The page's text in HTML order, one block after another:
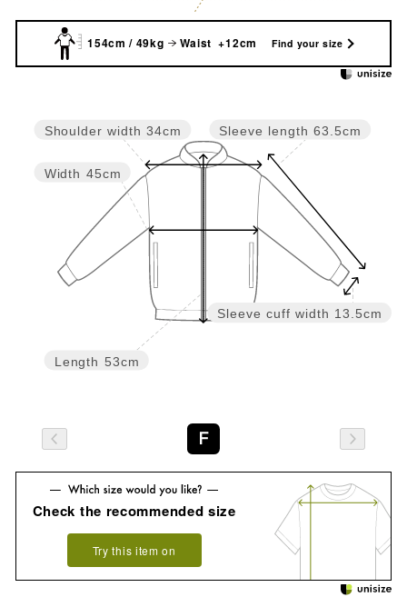
154cm / 49kg Waist +12cm Find your size
Sleeve cuff width 13.5cm
Sleeve length 63.5cm
Length 53cm
Width 45cm
Shoulder width 34cm
F
Check the recommended size
Try this item on